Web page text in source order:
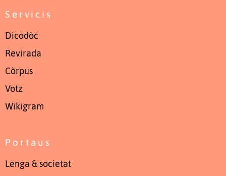
Servicis
Dicodòc
Revirada
Còrpus
Votz
Wikigram
Portaus
Lenga & societat